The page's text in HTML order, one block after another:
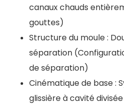
canaux chauds
gouttes)
Structure du moule :
séparation
de séparation)
Cinématique de base :
glissière à cavité